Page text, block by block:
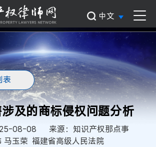
中文
表
及的商标侵权问题分析
08-08
来源：知识产权那点事
马玉荣 福建省高级人民法院